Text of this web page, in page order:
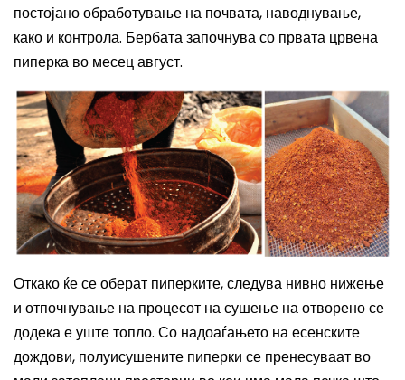
постојано обработување на почвата, наводнување,
како и контрола. Бербата започнува со првата црвена
пиперка во месец август.
Откако ќе се оберат пиперките, следува нивно нижење
и отпочнување на процесот на сушење на отворено се
додека е уште топло. Со надоаѓањето на есенските
дождови, полуисушените пиперки се пренесуваат во